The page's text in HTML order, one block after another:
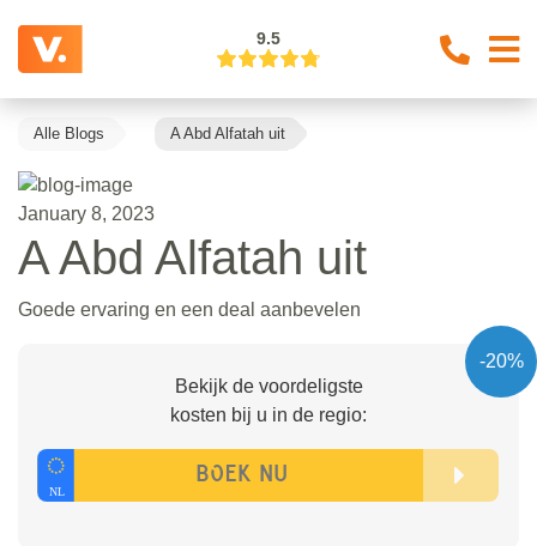
9.5
Alle Blogs A Abd Alfatah uit
January 8, 2023
A Abd Alfatah uit
Goede ervaring en een deal aanbevelen
-20%
Bekijk de voordeligste
kosten bij u in de regio: